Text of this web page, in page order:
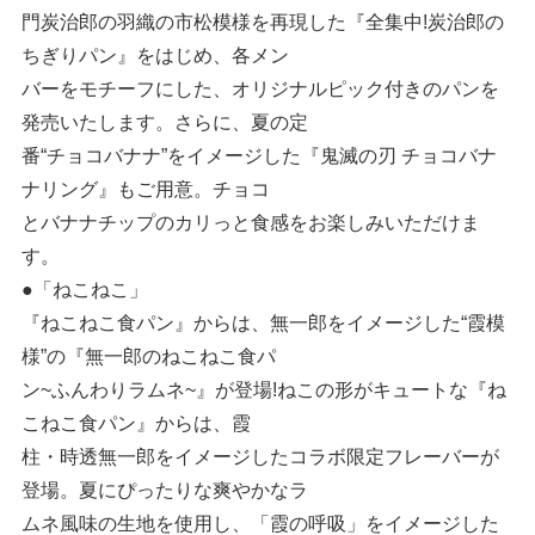
門炭治郎の羽織の市松模様を再現した『全集中!炭治郎の
ちぎりパン』をはじめ、各メン
バーをモチーフにした、オリジナルピック付きのパンを
発売いたします。さらに、夏の定
番“チョコバナナ”をイメージした『鬼滅の刃 チョコバナ
ナリング』もご用意。チョコ
とバナナチップのカリっと食感をお楽しみいただけま
す。
●「ねこねこ」
『ねこねこ食パン』からは、無一郎をイメージした“霞模
様”の『無一郎のねこねこ食パ
ン~ふんわりラムネ~』が登場!ねこの形がキュートな『ね
こねこ食パン』からは、霞
柱・時透無一郎をイメージしたコラボ限定フレーバーが
登場。夏にぴったりな爽やかなラ
ムネ風味の生地を使用し、「霞の呼吸」をイメージした